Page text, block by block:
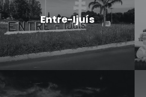
Entre-Ijuís